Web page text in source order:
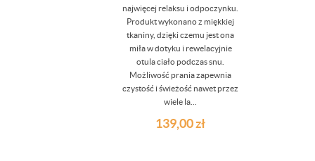
najwięcej relaksu i odpoczynku.
Produkt wykonano z miękkiej
tkaniny, dzięki czemu jest ona
miła w dotyku i rewelacyjnie
otula ciało podczas snu.
Możliwość prania zapewnia
czystość i świeżość nawet przez
wiele la...
139,00zł